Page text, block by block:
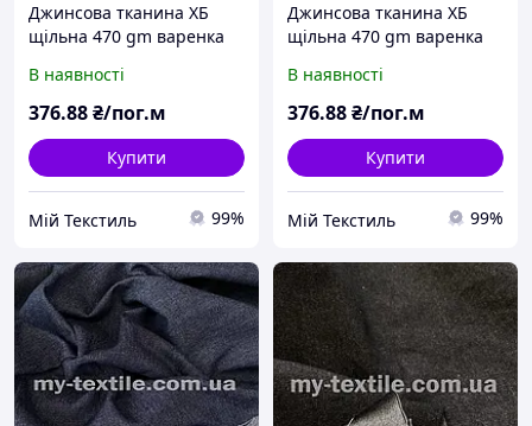
Джинсова тканина ХБ
щільна 470 gm варенка
В наявності
376.88₴/пог.м
Купити
Мій Текстиль 99%
Джинсова тканина ХБ
щільна 470 gm варенка
В наявності
376.88₴/пог.м
Купити
Мій Текстиль 99%